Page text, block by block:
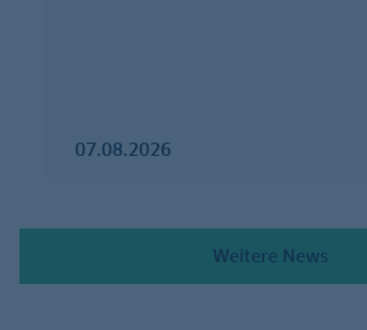
07.08.2026
Weitere News